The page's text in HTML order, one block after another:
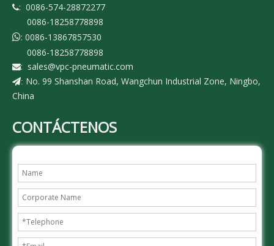
: 0086-574-28872277
0086-18258778898
: 0086-13867857530
0086-18258778898
: sales@vpc-pneumatic.com
: No. 99 Shanshan Road, Wangchun Industrial Zone, Ningbo,
China
CONTÁCTENOS